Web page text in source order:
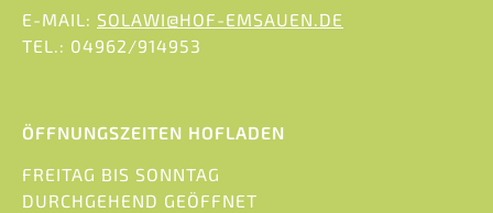
E-MAIL: SOLAWI@HOF-EMSAUEN.DE
TEL.: 04962/914953
ÖFFNUNGSZEITEN HOFLADEN
FREITAG BIS SONNTAG
DURCHGEHEND GEÖFFNET